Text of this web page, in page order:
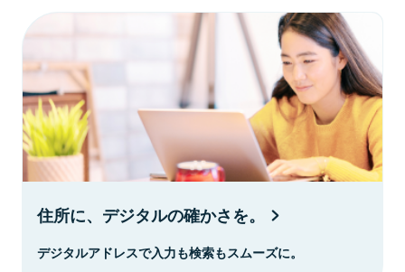
住所に、デジタルの確かさを。
デジタルアドレスで入力も検索もスムーズに。